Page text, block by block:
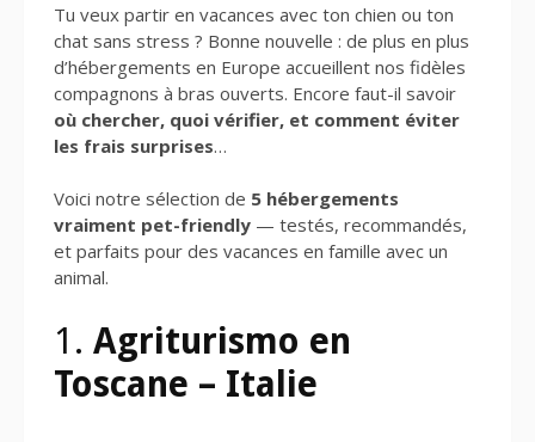
Tu veux partir en vacances avec ton chien ou ton
chat sans stress ? Bonne nouvelle : de plus en plus
d’hébergements en Europe accueillent nos fidèles
compagnons à bras ouverts. Encore faut-il savoir
où chercher, quoi vérifier, et comment éviter
les frais surprises…
Voici notre sélection de 5 hébergements
vraiment pet-friendly — testés, recommandés,
et parfaits pour des vacances en famille avec un
animal.
1. Agriturismo en
Toscane – Italie